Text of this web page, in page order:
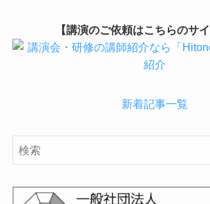
【講演のご依頼はこちらのサイ
新着記事一覧